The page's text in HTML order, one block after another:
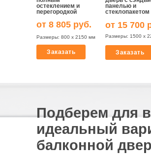
остеклением и
перегородкой
от 8 805 руб.
Размеры: 800 х 2150 мм
Заказать
панелью и
стеклопакетом
от 15 700
Размеры: 1500 х
Заказать
Подберем для
идеальный
балконной